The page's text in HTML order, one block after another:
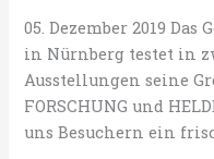
can
you
feel
the
future?
05. Dezember 2019
in Nürnberg testet in
Ausstellungen seine
FORSCHUNG und
uns Besuchern ein